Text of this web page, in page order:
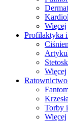
Więcej
Profilaktyka
Więcej
Torby
Więcej